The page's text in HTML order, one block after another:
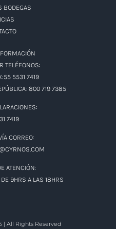
BODEGAS
TELÉFONOS:
5531 7419
800 719 7385
7419
CORREO:
ATENCIÓN:
9HRS A LAS 18HRS
| All Rights Reserved